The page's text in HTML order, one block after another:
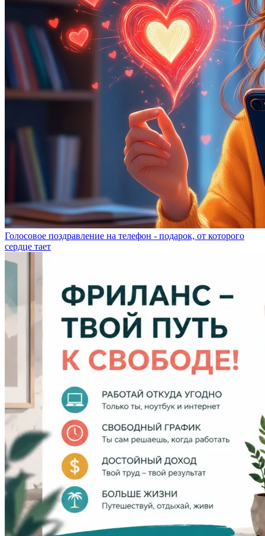
Голосовое поздравление на телефон - подарок, от которого
сердце тает